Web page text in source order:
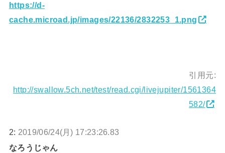
https://d-
cache.microad.jp/images/22136/2832253_1.png
引用元:
http://swallow.5ch.net/test/read.cgi/livejupiter/1561364
582/
2: 2019/06/24(月) 17:23:26.83
なろうじゃん